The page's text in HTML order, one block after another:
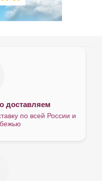
доставляем
по всей России и